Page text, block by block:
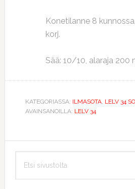
Konetilanne 8
korj.
Sää: 10/10, alaraja 200
KATEGORIASSA: ILMASOTA, LELV 34
AVAINSANOILLA: LELV 34
Ensisijainen
sivupalkki
sivustolta